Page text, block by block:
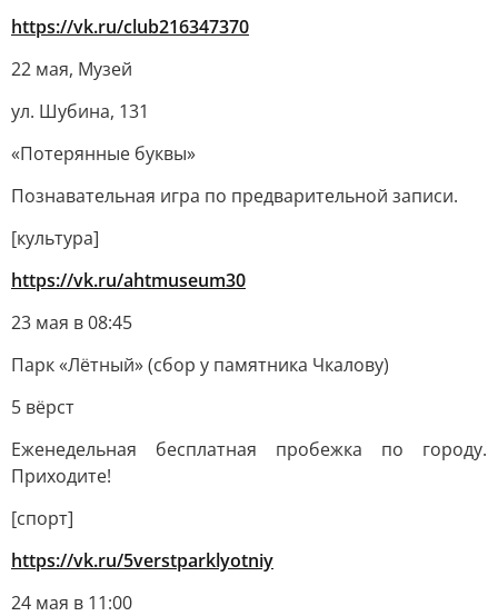
https://vk.ru/club216347370
22 мая, Музей
ул. Шубина, 131
«Потерянные буквы»
Познавательная игра по предварительной записи.
[культура]
https://vk.ru/ahtmuseum30
23 мая в 08:45
Парк «Лётный» (сбор у памятника Чкалову)
5 вёрст
Еженедельная бесплатная пробежка по городу.
Приходите!
[спорт]
https://vk.ru/5verstparklyotniy
24 мая в 11:00